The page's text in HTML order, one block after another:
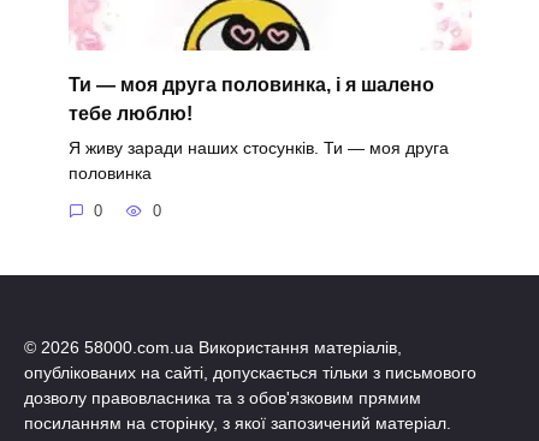
Ти — моя друга половинка, і я шалено
тебе люблю!
Я живу заради наших стосунків. Ти — моя друга
половинка
0 0
© 2026 58000.com.ua Використання матеріалів,
опублікованих на сайті, допускається тільки з письмового
дозволу правовласника та з обов'язковим прямим
посиланням на сторінку, з якої запозичений матеріал.